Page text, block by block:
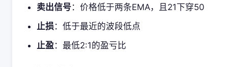
卖出信号：价格低于两条EMA，且21下穿50
止损 ：低于最近的波段低点
止盈：最低2:1的盈亏比